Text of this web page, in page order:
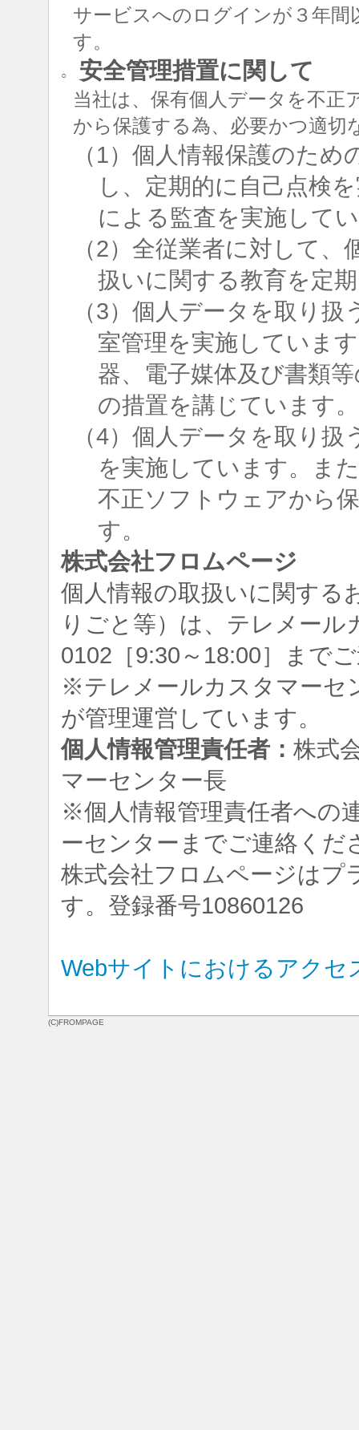
サービスへのログインが３年間
す。
○ 安全管理措置に関して
当社は、保有個人データを不正
から保護する為、必要かつ適切
（1）個人情報保護のた
し、定期的に自己点検
による監査を実施して
（2）全従業者に対して
扱いに関する教育を定
（3）個人データを取り
室管理を実施していま
器、電子媒体及び書類
の措置を講じています。
（4）個人データを取り
を実施しています。ま
不正ソフトウェアから
す。
株式会社フロムページ
個人情報の取扱いに関する
りごと等）は、テレメー
0102［9:30～18:00］まで
※テレメールカスタマーセ
が管理運営しています。
個人情報管理責任者： 株式
マーセンター長
※個人情報管理責任者への
ーセンターまでご連絡くだ
株式会社フロムページはプ
す。登録番号10860126
Webサイトにおけるアクセ
(C)FROMPAGE